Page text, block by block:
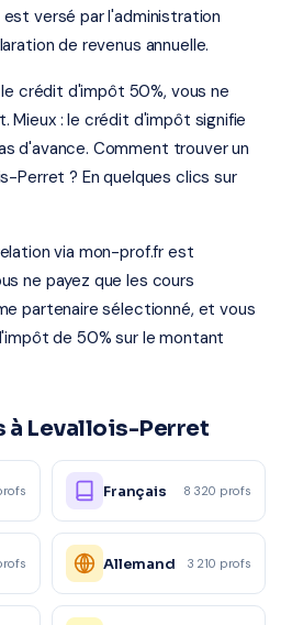
versé par l'administration
de revenus annuelle.
crédit d'impôt 50%, vous ne
Mieux : le crédit d'impôt signifie
d'avance. Comment trouver un
Perret ? En quelques clics sur
via mon-prof.fr est
ne payez que les cours
partenaire sélectionné, et vous
de 50% sur le montant
à Levallois-Perret
Français 8 320 profs
Allemand 3 210 profs